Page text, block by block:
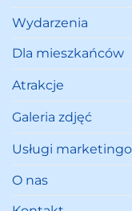
Wydarzenia
Dla mieszkańców
Atrakcje
Galeria zdjęć
Usługi
O nas